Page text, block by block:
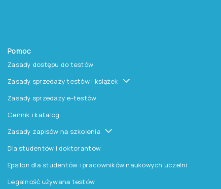
Pomoc
Zasady dostępu do testów
Zasady sprzedaży testów i książek
Zasady sprzedaży e-testów
Cennik i katalog
Zasady zapisów na szkolenia
Dla studentów i doktorantów
Epsilon dla studentów i pracowników naukowych uczelni
Legalność używana testów